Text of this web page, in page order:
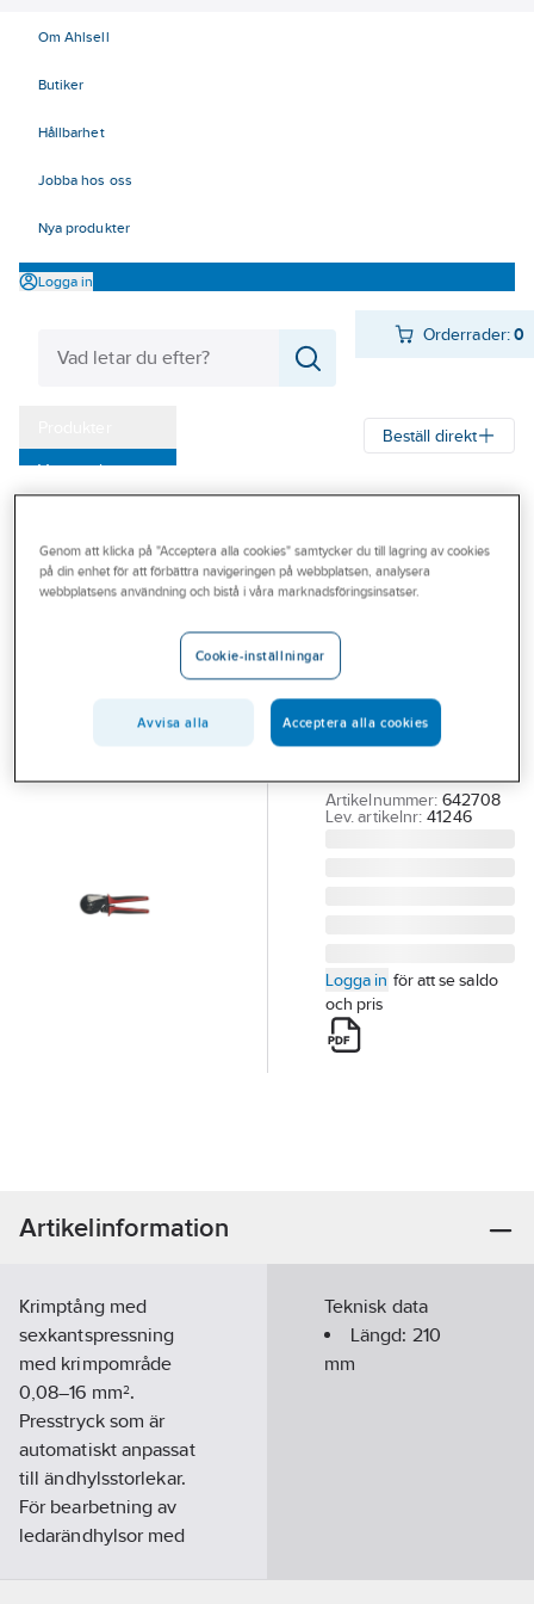
Om Ahlsell
Butiker
Hållbarhet
Jobba hos oss
Nya produkter
Logga in
Orderrader:0
Varumärken
Outlet
Branscher
Beställ direkt
WIHA
automatiskt
KRIMPVERKTYG WIHA
210MM 0,08-16MM²
SEXKANTSPRESSNING
Artikelnummer: 642708
Lev. artikelnr: 41246
Logga in för att se saldo
och pris
Artikelinformation
Krimptång med
sexkantspressning
med krimpområde
0,08–16 mm².
Presstryck som är
automatiskt anpassat
till ändhylsstorlekar.
För bearbetning av
ledarändhylsor med
Teknisk data
Längd: 210
mm
Genom att klicka på "Acceptera alla cookies" samtycker du till lagring av cookies
på din enhet för att förbättra navigeringen på webbplatsen, analysera
webbplatsens användning och bistå i våra marknadsföringsinsatser.
Cookie-inställningar
Avvisa alla Acceptera alla cookies